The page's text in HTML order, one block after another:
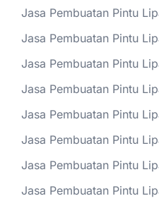
Jasa Pembuatan Pintu
Jasa Pembuatan Pintu
Jasa Pembuatan Pintu
Jasa Pembuatan Pintu
Jasa Pembuatan Pintu
Jasa Pembuatan Pintu
Jasa Pembuatan Pintu
Jasa Pembuatan Pintu